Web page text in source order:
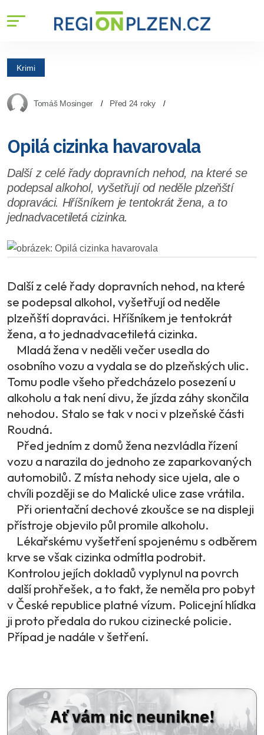
Krimi
Tomáš Mosinger Před 24 roky
Opilá cizinka havarovala
Další z celé řady dopravních nehod, na které se
podepsal alkohol, vyšetřují od neděle plzeňští
dopraváci. Hříšníkem je tentokrát žena, a to
jednadvacetiletá cizinka.
Další z celé řady dopravních nehod, na které
se podepsal alkohol, vyšetřují od neděle
plzeňští dopraváci. Hříšníkem je tentokrát
žena, a to jednadvacetiletá cizinka.
Mladá žena v neděli večer usedla do
osobního vozu a vydala se do plzeňských ulic.
Tomu podle všeho předcházelo posezení u
alkoholu a tak není divu, že jízda záhy skončila
nehodou. Stalo se tak v noci v plzeňské části
Roudná.
Před jedním z domů žena nezvládla řízení
vozu a narazila do jednoho ze zaparkovaných
automobilů. Z místa nehody sice ujela, ale o
chvíli později se do Malické ulice zase vrátila.
Při orientační dechové zkoušce se na displeji
přístroje objevilo půl promile alkoholu.
Lékařskému vyšetření spojenému s odběrem
krve se však cizinka odmítla podrobit.
Kontrolou jejích dokladů vyplynul na povrch
další prohřešek, a to fakt, že neměla pro pobyt
v České republice platné vízum. Policejní hlídka
ji proto předala do rukou cizinecké policie.
Případ je nadále v šetření.
Ať vám nic neunikne!